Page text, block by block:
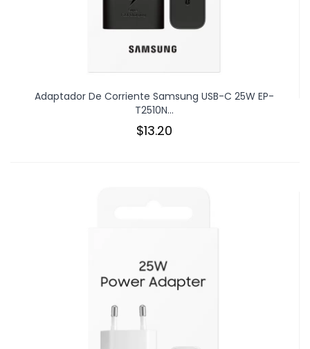
Adaptador De Corriente Samsung USB-C 25W EP-
T2510N...
$13.20